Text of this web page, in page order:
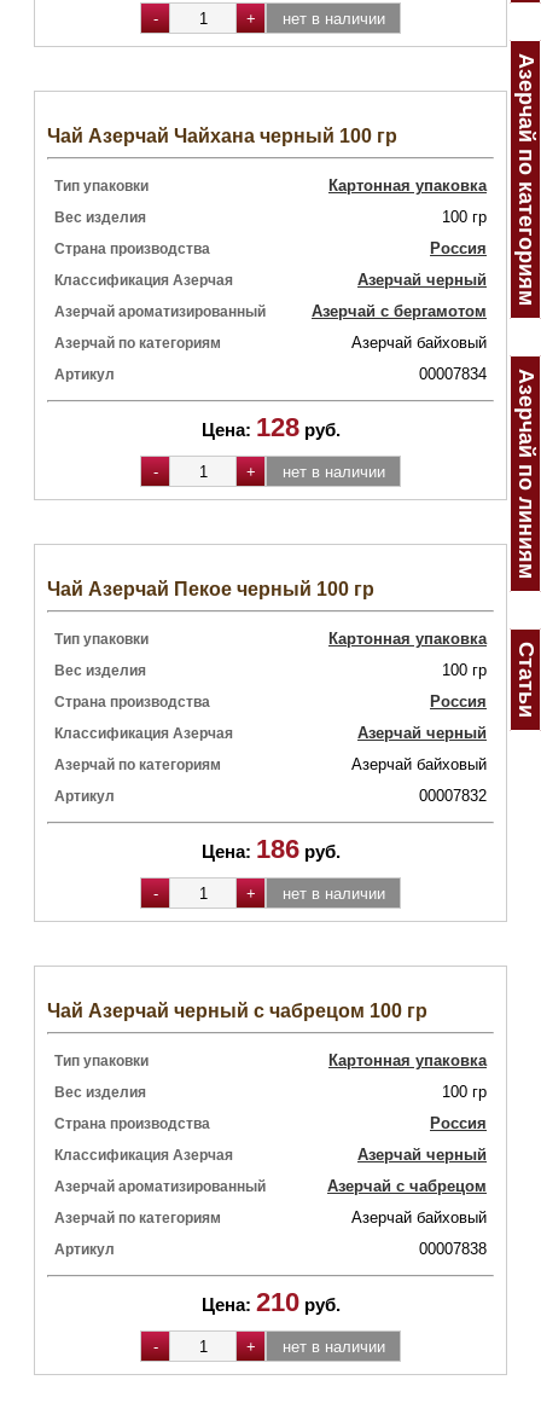
Чай Азерчай Чайхана черный 100 гр
Тип упаковки Картонная упаковка
Вес изделия 100 гр
Страна производства Россия
Классификация Азерчая Азерчай черный
Азерчай ароматизированный Азерчай с бергамотом
Азерчай по категориям Азерчай байховый
Артикул 00007834
Цена: 128 руб.
Чай Азерчай Пекое черный 100 гр
Тип упаковки Картонная упаковка
Вес изделия 100 гр
Страна производства Россия
Классификация Азерчая Азерчай черный
Азерчай по категориям Азерчай байховый
Артикул 00007832
Цена: 186 руб.
Чай Азерчай черный с чабрецом 100 гр
Тип упаковки Картонная упаковка
Вес изделия 100 гр
Страна производства Россия
Классификация Азерчая Азерчай черный
Азерчай ароматизированный Азерчай с чабрецом
Азерчай по категориям Азерчай байховый
Артикул 00007838
Цена: 210 руб.
Азерчай по категориям
Азерчай по линиям
Статьи